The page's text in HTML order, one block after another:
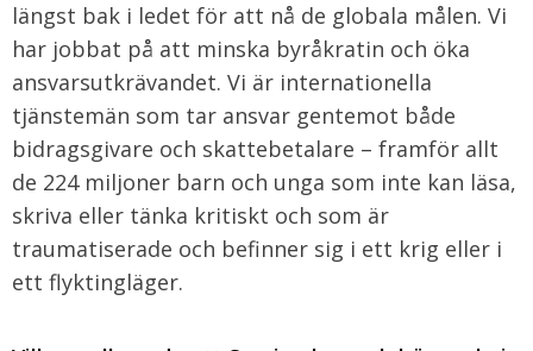
längst bak i ledet för att nå de globala målen. Vi
har jobbat på att minska byråkratin och öka
ansvarsutkrävandet. Vi är internationella
tjänstemän som tar ansvar gentemot både
bidragsgivare och skattebetalare – framför allt
de 224 miljoner barn och unga som inte kan läsa,
skriva eller tänka kritiskt och som är
traumatiserade och befinner sig i ett krig eller i
ett flyktingläger.